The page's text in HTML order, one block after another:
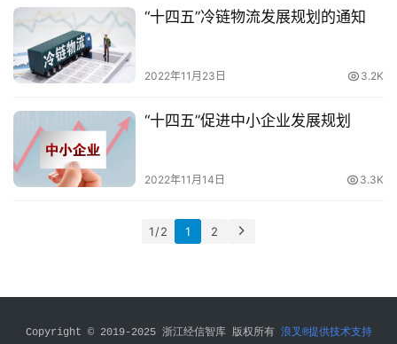
专
家
者
会
员
于
们
登录 注册
“十四五”冷链物流发展规划的通知
2022年11月23日 3.2K
“十四五”促进中小企业发展规划
2022年11月14日 3.3K
1 / 2 1 2
Copyright © 2019-2025 浙江经信智库 版权所有 浪叉®提供技术支持